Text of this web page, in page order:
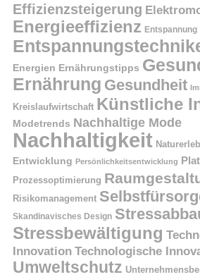
Effizienzsteigerung
Energieeffizienz Entspannung
Energien Ernährungstipps
Ernährung Gesundheit
Kreislaufwirtschaft Künstliche
Modetrends Nachhaltige Mode
Nachhaltigkeit
Entwicklung Persönlichkeitsentwicklung
Prozessoptimierung
Risikomanagement
Skandinavisches Design
Stressbewältigung
Innovation Technologische
Umweltschutz